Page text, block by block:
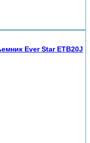
Ever Star ETB20J